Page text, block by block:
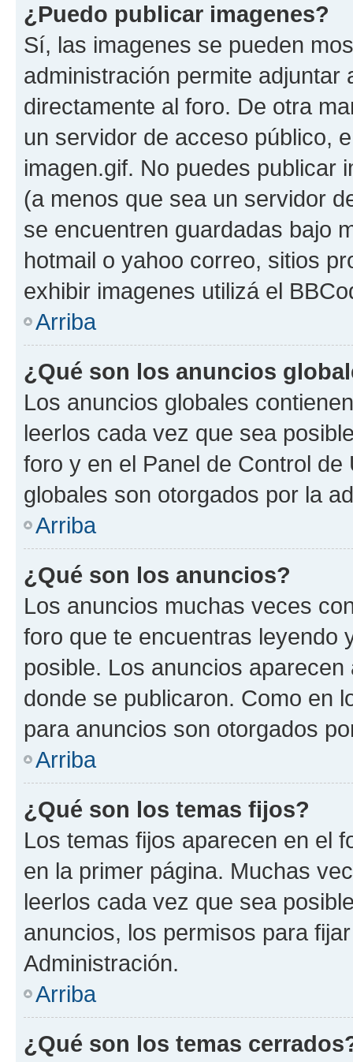
¿Puedo publicar imagenes?
Sí, las imagenes se pueden
administración permite
directamente al foro. De otra
un servidor de acceso público,
imagen.gif. No puedes publicar
(a menos que sea un servidor
se encuentren guardadas bajo
hotmail o yahoo correo, sitios
exhibir imagenes utilizá el
Arriba
¿Qué son los anuncios
Los anuncios globales
leerlos cada vez que sea
foro y en el Panel de Control
globales son otorgados por la
Arriba
¿Qué son los anuncios?
Los anuncios muchas veces
foro que te encuentras leyendo
posible. Los anuncios
donde se publicaron. Como en
para anuncios son otorgados
Arriba
¿Qué son los temas fijos?
Los temas fijos aparecen en el
en la primer página. Muchas
leerlos cada vez que sea
anuncios, los permisos para
Administración.
Arriba
¿Qué son los temas